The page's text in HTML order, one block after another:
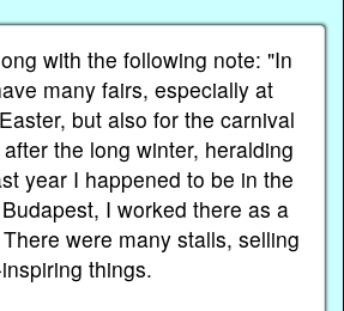
with the following note: "In
many fairs, especially at
but also for the carnival
the long winter, heralding
year I happened to be in the
I worked there as a
were many stalls, selling
things.